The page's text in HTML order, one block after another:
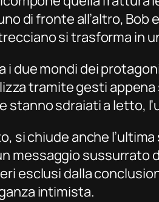
di fronte all’altro,
si trasforma in
i due mondi dei
tramite gesti
sdraiati a letto,
si chiude anche
messaggio sussurrato
esclusi dalla
intimista.